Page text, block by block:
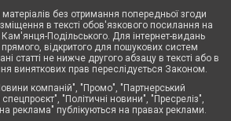
без отримання попередньої згоди
в тексті обов'язкового посилання на
Подільського. Для інтернет-видань
відкритого для пошукових систем
статті не нижче другого абзацу в тексті або в
виняткових прав переслідується Законом.
компаній", "Промо", "Партнерський
"Політичні новини", "Пресреліз",
реклама" публікуються на правах реклами.